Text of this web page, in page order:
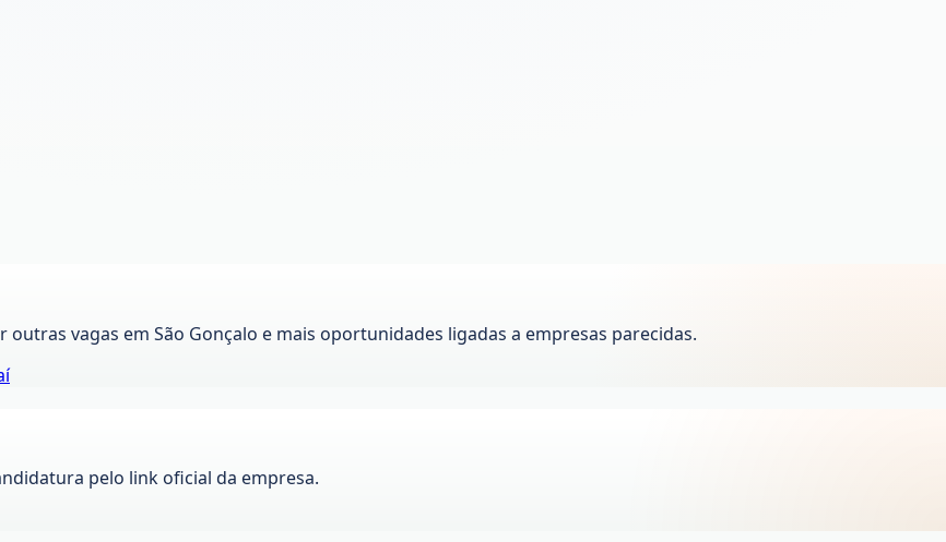
outras vagas em São Gonçalo e mais oportunidades ligadas a empresas parecidas.
pelo link oficial da empresa.